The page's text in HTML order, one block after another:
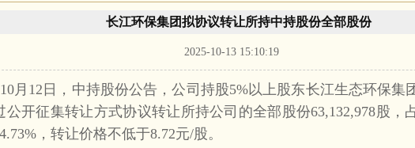
长江环保集团拟协议转让所持中持股份全部股份
2025-10-13 15:10:19
10月12日， 中持股份公告，公司持股5%以上股东长江生态环保集
公开征集转让方式协议转让所持公司的全部股份63,132,978股，
，转让价格不低于8.72元/股。